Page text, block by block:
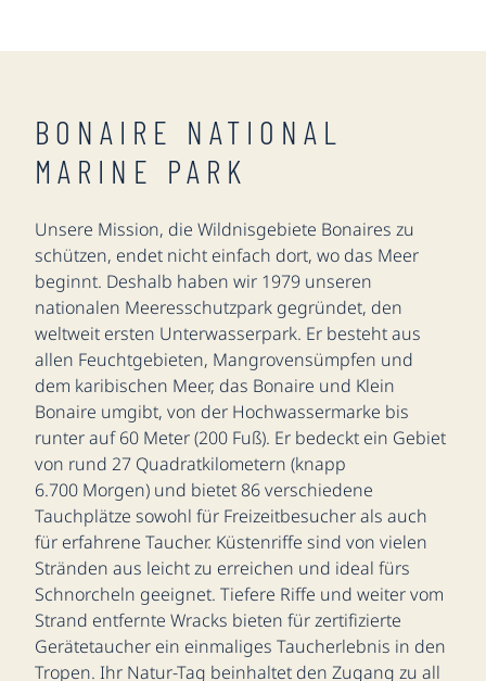
BONAIRE NATIONAL
MARINE PARK
Unsere Mission, die Wildnisgebiete Bonaires zu
schützen, endet nicht einfach dort, wo das Meer
beginnt. Deshalb haben wir 1979 unseren
nationalen Meeresschutzpark gegründet, den
weltweit ersten Unterwasserpark. Er besteht aus
allen Feuchtgebieten, Mangrovensümpfen und
dem karibischen Meer, das Bonaire und Klein
Bonaire umgibt, von der Hochwassermarke bis
runter auf 60 Meter (200 Fuß). Er bedeckt ein Gebiet
von rund 27 Quadratkilometern (knapp
6.700 Morgen) und bietet 86 verschiedene
Tauchplätze sowohl für Freizeitbesucher als auch
für erfahrene Taucher. Küstenriffe sind von vielen
Stränden aus leicht zu erreichen und ideal fürs
Schnorcheln geeignet. Tiefere Riffe und weiter vom
Strand entfernte Wracks bieten für zertifizierte
Gerätetaucher ein einmaliges Taucherlebnis in den
Tropen. Ihr Natur-Tag beinhaltet den Zugang zu all